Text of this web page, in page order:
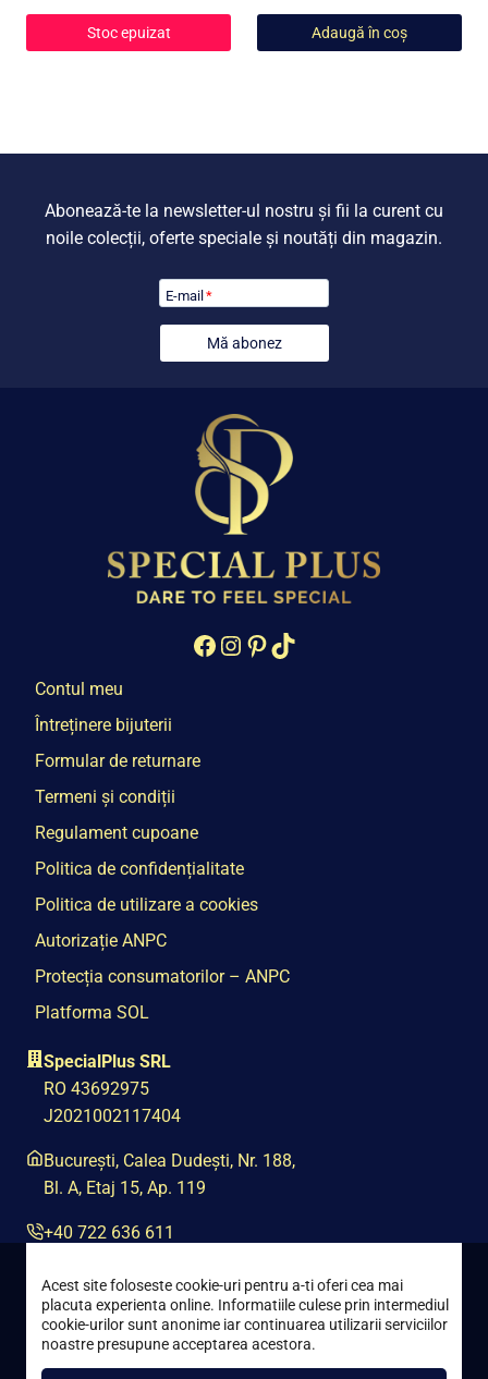
Stoc epuizat
a
fost:
este:
699,00
Adaugă în coș
Abonează-te la newsletter-ul nostru și fii la curent cu
noile colecții, oferte speciale și noutăți din magazin.
E-mail *
Mă abonez
Facebook
Instagram
Pinterest
TikTok
Contul meu
Întreținere bijuterii
Formular de returnare
Termeni și condiții
Regulament cupoane
Politica de confidențialitate
Politica de utilizare a cookies
Autorizație ANPC
Protecția consumatorilor – ANPC
Platforma SOL
SpecialPlus SRL
RO 43692975
J2021002117404
București, Calea Dudești, Nr. 188,
Bl. A, Etaj 15, Ap. 119
+40 722 636 611
contact@special-plus.ro
Acest site foloseste cookie-uri pentru a-ti oferi cea mai
placuta experienta online. Informatiile culese prin intermediul
cookie-urilor sunt anonime iar continuarea utilizarii serviciilor
noastre presupune acceptarea acestora.